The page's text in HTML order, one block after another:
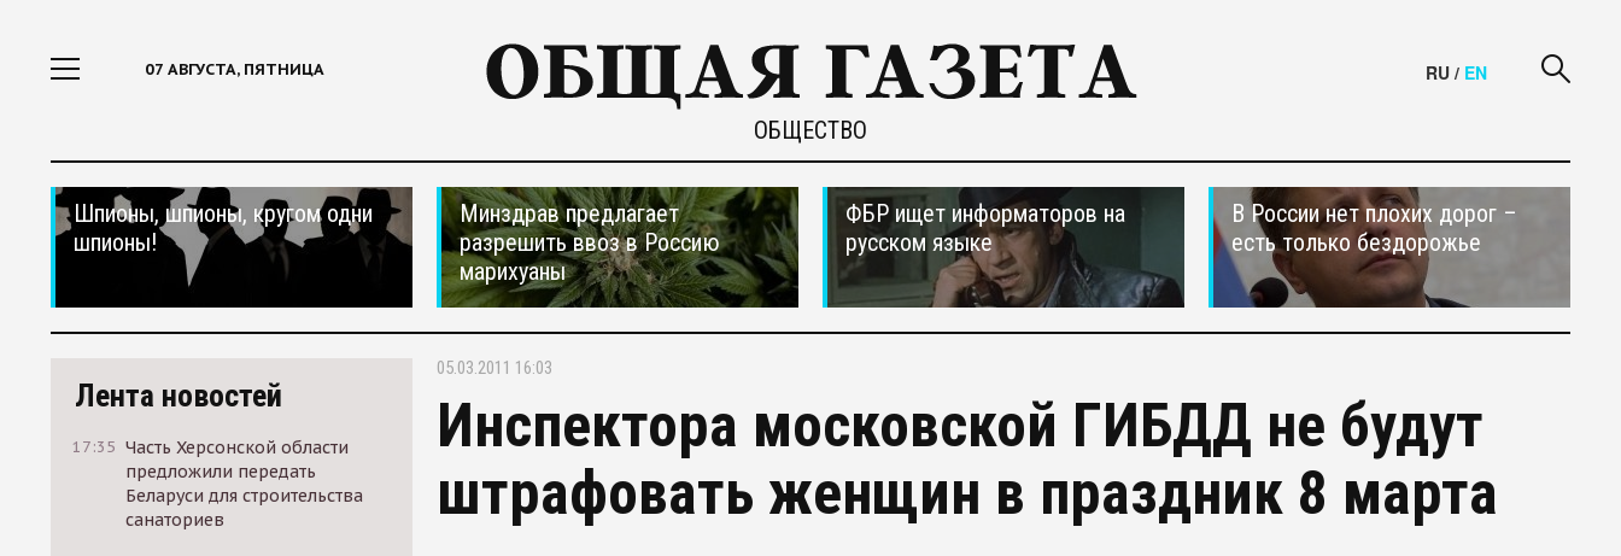
07 АВГУСТА, ПЯТНИЦА
ОБЩЕСТВО
RU / EN
Шпионы, шпионы, кругом одни
шпионы!
Минздрав предлагает
разрешить ввоз в Россию
марихуаны
ФБР ищет информаторов на
русском языке
В России нет плохих дорог –
есть только бездорожье
Лента новостей
17:35 Часть Херсонской области
предложили передать
Беларуси для строительства
санаториев
05.03.2011 16:03
Инспектора московской ГИБДД не будут
штрафовать женщин в праздник 8 марта